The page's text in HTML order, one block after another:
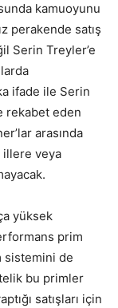
kamuoyunu
perakende satış
Serin Treyler’e
ifade ile Serin
rekabet eden
arasında
illere veya
yüksek
prim
sistemini de
bu primler
satışları için